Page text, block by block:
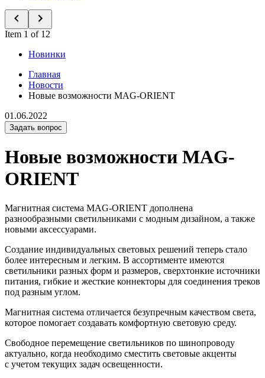
Item 1 of 12
Новинки
Главная
Новости
Новые возможности MAG-ORIENT
01.06.2022
Задать вопрос
Новые возможности MAG-
ORIENT
Магнитная система MAG-ORIENT дополнена
разнообразными светильниками с модным дизайном, а также
новыми аксессуарами.
Создание индивидуальных световых решений теперь стало
более интересным и легким. В ассортименте имеются
светильники разных форм и размеров, сверхтонкие источники
питания, гибкие и жесткие коннекторы для соединения треков
под разным углом.
Магнитная система отличается безупречным качеством света,
которое помогает создавать комфортную световую среду.
Свободное перемещение светильников по шинопроводу
актуально, когда необходимо сместить световые акценты
с учетом текущих задач освещенности.